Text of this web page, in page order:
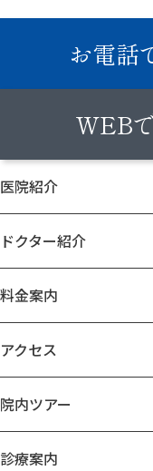
お電話
WEB
医院紹介
ドクター紹介
料金案内
アクセス
院内ツアー
診療案内